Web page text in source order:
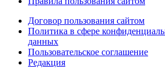
Договор пользования сайтом
Политика в сфере
данных
Пользовательское соглашение
Редакция